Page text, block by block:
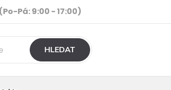
(Po-Pá: 9:00 - 17:00)
e-shopu Porovnání telefonů
HLEDAT